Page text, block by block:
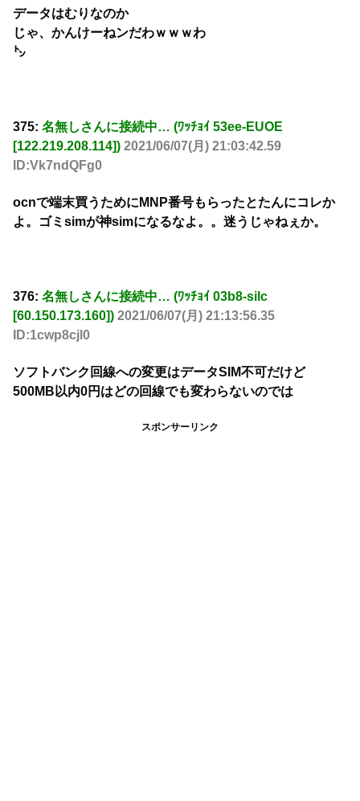
データはむりなのか
じゃ、かんけーねンだわｗｗｗわ
㌧
375: 名無しさんに接続中… (ﾜｯﾁｮｲ 53ee-EUOE
[122.219.208.114]) 2021/06/07(月) 21:03:42.59
ID:Vk7ndQFg0
ocnで端末買うためにMNP番号もらったとたんにコレか
よ。ゴミsimが神simになるなよ。。迷うじゃねぇか。
376: 名無しさんに接続中… (ﾜｯﾁｮｲ 03b8-silc
[60.150.173.160]) 2021/06/07(月) 21:13:56.35
ID:1cwp8cjl0
ソフトバンク回線への変更はデータSIM不可だけど
500MB以内0円はどの回線でも変わらないのでは
スポンサーリンク